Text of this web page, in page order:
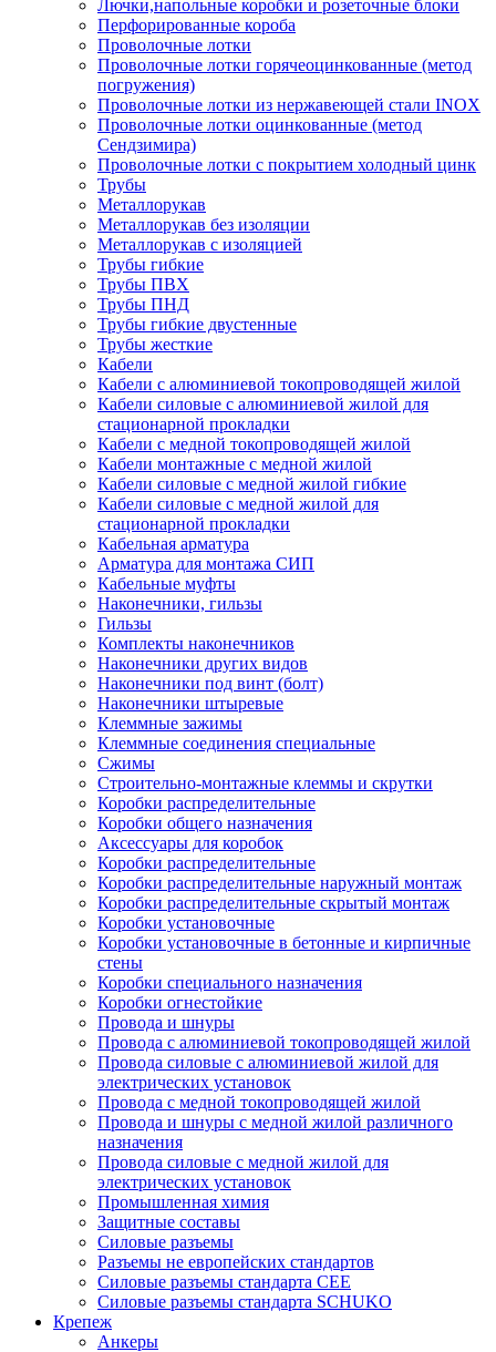
Лючки,напольные коробки и розеточные блоки
Перфорированные короба
Проволочные лотки
Проволочные лотки горячеоцинкованные (метод
погружения)
Проволочные лотки из нержавеющей стали INOX
Проволочные лотки оцинкованные (метод
Сендзимира)
Проволочные лотки с покрытием холодный цинк
Трубы
Металлорукав
Металлорукав без изоляции
Металлорукав с изоляцией
Трубы гибкие
Трубы ПВХ
Трубы ПНД
Трубы гибкие двустенные
Трубы жесткие
Кабели
Кабели с алюминиевой токопроводящей жилой
Кабели силовые с алюминиевой жилой для
стационарной прокладки
Кабели с медной токопроводящей жилой
Кабели монтажные с медной жилой
Кабели силовые с медной жилой гибкие
Кабели силовые с медной жилой для
стационарной прокладки
Кабельная арматура
Арматура для монтажа СИП
Кабельные муфты
Наконечники, гильзы
Гильзы
Комплекты наконечников
Наконечники других видов
Наконечники под винт (болт)
Наконечники штыревые
Клеммные зажимы
Клеммные соединения специальные
Сжимы
Строительно-монтажные клеммы и скрутки
Коробки распределительные
Коробки общего назначения
Аксессуары для коробок
Коробки распределительные
Коробки распределительные наружный монтаж
Коробки распределительные скрытый монтаж
Коробки установочные
Коробки установочные в бетонные и кирпичные
стены
Коробки специального назначения
Коробки огнестойкие
Провода и шнуры
Провода с алюминиевой токопроводящей жилой
Провода силовые с алюминиевой жилой для
электрических установок
Провода с медной токопроводящей жилой
Провода и шнуры с медной жилой различного
назначения
Провода силовые с медной жилой для
электрических установок
Промышленная химия
Защитные составы
Силовые разъемы
Разъемы не европейских стандартов
Силовые разъемы стандарта CEE
Силовые разъемы стандарта SCHUKO
Крепеж
Анкеры